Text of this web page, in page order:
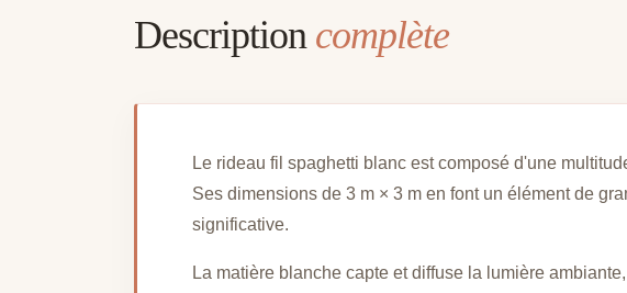
Description complète
Le rideau fil spaghetti blanc est composé d'une
Ses dimensions de 3 m × 3 m en font un élément de
significative.
La matière blanche capte et diffuse la lumière